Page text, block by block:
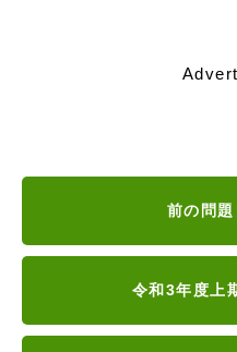
前の問
令和3年度上